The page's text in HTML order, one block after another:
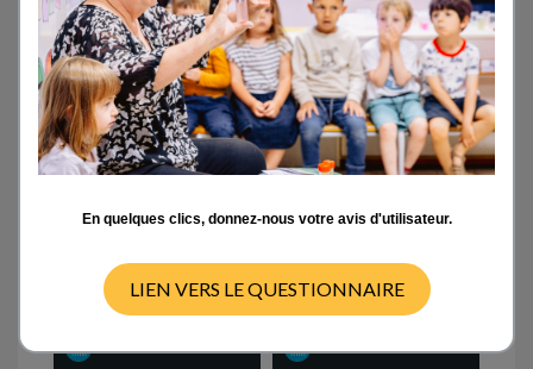
Activités en classe
- ANY - CYCLE 1 CYCLE 2 CYCLE 3 CYCLE 4
En quelques clics, donnez-nous votre avis d'utilisateur.
LIEN VERS LE QUESTIONNAIRE